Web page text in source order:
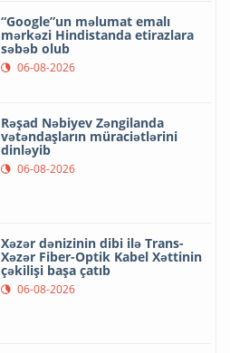
“Google”un məlumat emalı
mərkəzi Hindistanda etirazlara
səbəb olub
06-08-2026
Rəşad Nəbiyev Zəngilanda
vətəndaşların müraciətlərini
dinləyib
06-08-2026
Xəzər dənizinin dibi ilə Trans-
Xəzər Fiber-Optik Kabel Xəttinin
çəkilişi başa çatıb
06-08-2026